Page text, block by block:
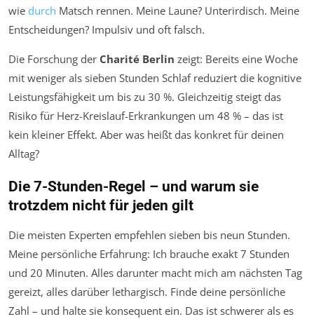
wie durch Matsch rennen. Meine Laune? Unterirdisch. Meine
Entscheidungen? Impulsiv und oft falsch.
Die Forschung der Charité Berlin zeigt: Bereits eine Woche
mit weniger als sieben Stunden Schlaf reduziert die kognitive
Leistungsfähigkeit um bis zu 30 %. Gleichzeitig steigt das
Risiko für Herz-Kreislauf-Erkrankungen um 48 % – das ist
kein kleiner Effekt. Aber was heißt das konkret für deinen
Alltag?
Die 7-Stunden-Regel – und warum sie
trotzdem nicht für jeden gilt
Die meisten Experten empfehlen sieben bis neun Stunden.
Meine persönliche Erfahrung: Ich brauche exakt 7 Stunden
und 20 Minuten. Alles darunter macht mich am nächsten Tag
gereizt, alles darüber lethargisch. Finde deine persönliche
Zahl – und halte sie konsequent ein. Das ist schwerer als es